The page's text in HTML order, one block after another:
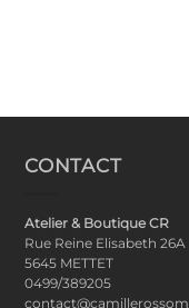
CONTACT
Atelier & Boutique CR
Rue Reine Elisabeth 26A
5645 METTET
0499/389205